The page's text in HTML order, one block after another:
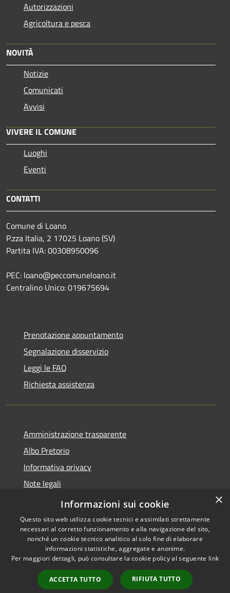
Autorizzazioni
Agricoltura e pesca
NOVITÀ
Notizie
Comunicati
Avvisi
VIVERE IL COMUNE
Luoghi
Eventi
CONTATTI
Comune di Loano
P.zza Italia, 2 17025 Loano (SV)
Partita IVA: 00308950096
PEC: loano@peccomuneloano.it
Centralino Unico: 019675694
Prenotazione appuntamento
Segnalazione disservizio
Leggi le FAQ
Richiesta assistenza
Amministrazione trasparente
Albo Pretorio
Informativa privacy
Note legali
Dichiarazione di accessibilità
Accessibilità
Copyright © 2026 • Comune di
Loano • Powered by
Municipium•
Accesso
redazione
×
Informazioni sui cookie
Questo sito web utilizza cookie tecnici e assimilati strettamente
necessari al corretto funzionamento e alla navigazione del sito,
nonché un cookie tecnico analitico al solo fine di elaborare
informazioni statistiche, aggregate e anonime.
Per maggiori dettagli, può consultare la cookie policy al seguente link
ACCETTA TUTTO RIFIUTA TUTTO